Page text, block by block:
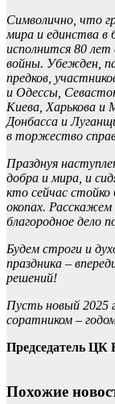
Символично, что
мира и единства в
исполнится 80 лет
войны. Убежден,
предков,
и Одессы,
Киева, Харькова и
Донбасса и
в торжество
Празднуя
добра и мира, и
кто сейчас стойко
окопах. Расскажем
благородное
Будем строги и
праздника –
решений!
Пусть новый 2025
соратником –
Председатель
Похожие